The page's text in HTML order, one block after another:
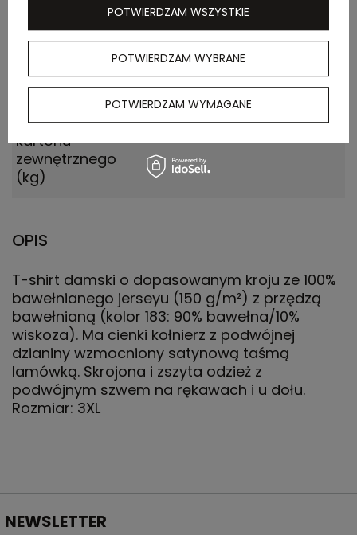
Ilość szt. w
wewnętrznym
10
Waga
kartonu
zewnętrznego
(kg)
12.000
OPIS
T-shirt damski o dopasowanym kroju ze 100%
bawełnianego jerseyu (150 g/m²) z przędzą
bawełnianą (kolor 183: 90% bawełna/10%
wiskoza). Ma cienki kołnierz z podwójnej
dzianiny wzmocniony satynową taśmą
lamówką. Skrojona i zszyta odzież z
podwójnym szwem na rękawach i u dołu.
Rozmiar: 3XL
NEWSLETTER
POTWIERDZAM WYBRANE
POTWIERDZAM WYMAGANE
POTWIERDZAM WSZYSTKIE